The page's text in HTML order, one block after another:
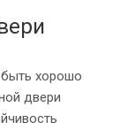
хорошо
двери